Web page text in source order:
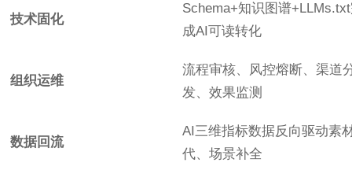
技术固化
Schema+知识图谱
成AI可读转化
组织运维
流程审核、风控熔断、渠道
发、效果监测
数据回流
AI三维指标数据反向驱动素
代、场景补全